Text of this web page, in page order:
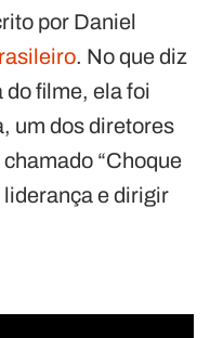
por Daniel
. No que diz
do filme, ela foi
um dos diretores
“Choque
liderança e dirigir